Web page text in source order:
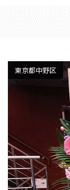
東京都中野区